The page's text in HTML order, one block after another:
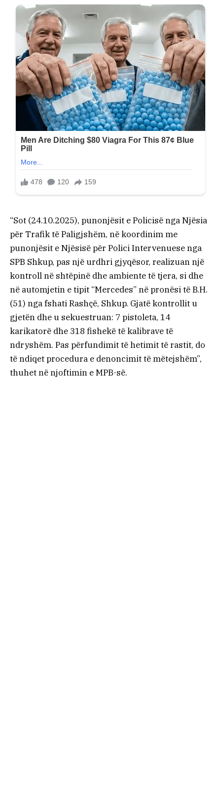
“Sot (24.10.2025), punonjësit e Policisë nga Njësia
për Trafik të Paligjshëm, në koordinim me
punonjësit e Njësisë për Polici Intervenuese nga
SPB Shkup, pas një urdhri gjyqësor, realizuan një
kontroll në shtëpinë dhe ambiente të tjera, si dhe
në automjetin e tipit “Mercedes” në pronësi të B.H.
(51) nga fshati Rashçë, Shkup. Gjatë kontrollit u
gjetën dhe u sekuestruan: 7 pistoleta, 14
karikatorë dhe 318 fishekë të kalibrave të
ndryshëm. Pas përfundimit të hetimit të rastit, do
të ndiqet procedura e denoncimit të mëtejshëm”,
thuhet në njoftimin e MPB-së.